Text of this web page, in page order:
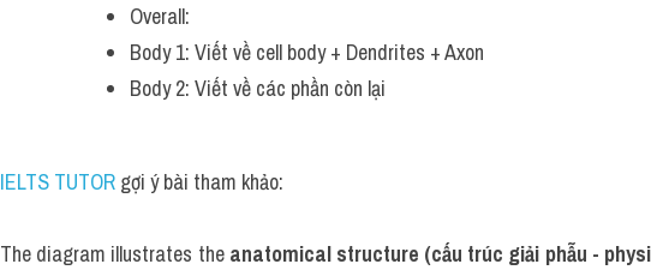
Overall:
Body 1: Viết về cell body + Dendrites + Axon
Body 2: Viết về các phần còn lại
IELTS TUTOR gợi ý bài tham khảo:
The diagram illustrates the anatomical structure (cấu trúc giải phẫu -